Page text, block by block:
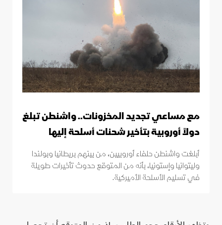
مع مساعي تجديد المخزونات.. واشنطن تبلغ
دولاً أوروبية بتأخير شحنات أسلحة إليها
أبلغت واشنطن حلفاء أوروبيين، من بينهم بريطانيا وبولندا
وليتوانيا وإستونيا، بأنه من المتوقع حدوث تأخيرات طويلة
في تسليم الأسلحة الأميركية.